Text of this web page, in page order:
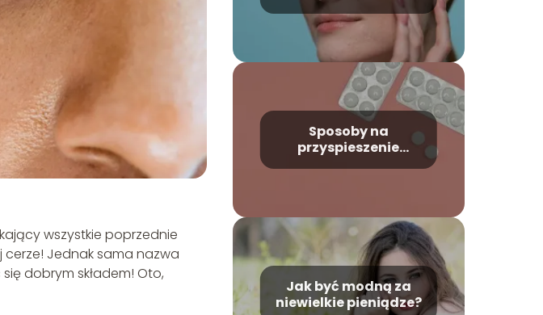
wszystkie poprzednie
cerze! Jednak sama nazwa
dobrym składem! Oto,
Sposoby na
przyspieszenie
Jak być modną za
niewielkie pieniądze?